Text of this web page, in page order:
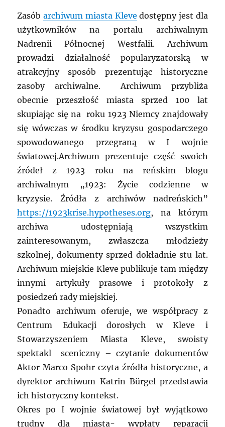
Zasóbarchiwum miasta Kleve dostępny jest dla
użytkowników na portalu archiwalnym
Nadrenii Północnej Westfalii. Archiwum
prowadzi działalność popularyzatorską w
atrakcyjny sposób prezentując historyczne
zasoby archiwalne. Archiwum przybliża
obecnie przeszłość miasta sprzed 100 lat
skupiając się na roku 1923 Niemcy znajdowały
się wówczas w środku kryzysu gospodarczego
spowodowanego przegraną w I wojnie
światowej.Archiwum prezentuje część swoich
źródeł z 1923 roku na reńskim blogu
archiwalnym „1923: Życie codzienne w
kryzysie. Źródła z archiwów nadreńskich”
https://1923krise.hypotheses.org, na którym
archiwa udostępniają wszystkim
zainteresowanym, zwłaszcza młodzieży
szkolnej, dokumenty sprzed dokładnie stu lat.
Archiwum miejskie Kleve publikuje tam między
innymi artykuły prasowe i protokoły z
posiedzeń rady miejskiej.
Ponadto archiwum oferuje, we współpracy z
Centrum Edukacji dorosłych w Kleve i
Stowarzyszeniem Miasta Kleve, swoisty
spektakl sceniczny – czytanie dokumentów
Aktor Marco Spohr czyta źródła historyczne, a
dyrektor archiwum Katrin Bürgel przedstawia
ich historyczny kontekst.
Okres po I wojnie światowej był wyjątkowo
trudny dla miasta- wypłaty reparacji